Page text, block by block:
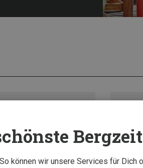
können wir unsere Services für Dich